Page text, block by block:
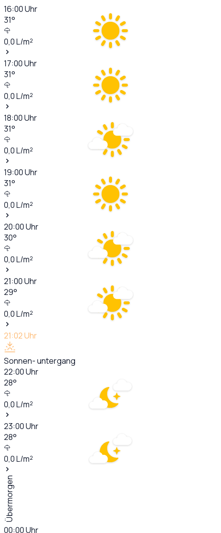
16:00Uhr
31°
0,0L/m²
17:00Uhr
31°
0,0L/m²
18:00Uhr
31°
0,0L/m²
19:00Uhr
31°
0,0L/m²
20:00Uhr
30°
0,0L/m²
21:00Uhr
29°
0,0L/m²
21:02Uhr
Sonnen- untergang
22:00Uhr
28°
0,0L/m²
23:00Uhr
28°
0,0L/m²
Übermorgen
00:00Uhr